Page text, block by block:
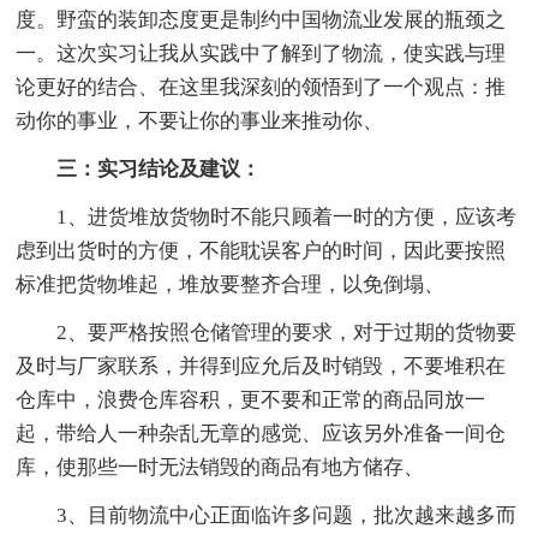
度。野蛮的装卸态度更是制约中国物流业发展的瓶颈之
一。这次实习让我从实践中了解到了物流，使实践与理
论更好的结合、在这里我深刻的领悟到了一个观点：推
动你的事业，不要让你的事业来推动你、
三：实习结论及建议：
1、进货堆放货物时不能只顾着一时的方便，应该考
虑到出货时的方便，不能耽误客户的时间，因此要按照
标准把货物堆起，堆放要整齐合理，以免倒塌、
2、要严格按照仓储管理的要求，对于过期的货物要
及时与厂家联系，并得到应允后及时销毁，不要堆积在
仓库中，浪费仓库容积，更不要和正常的商品同放一
起，带给人一种杂乱无章的感觉、应该另外准备一间仓
库，使那些一时无法销毁的商品有地方储存、
3、目前物流中心正面临许多问题，批次越来越多而